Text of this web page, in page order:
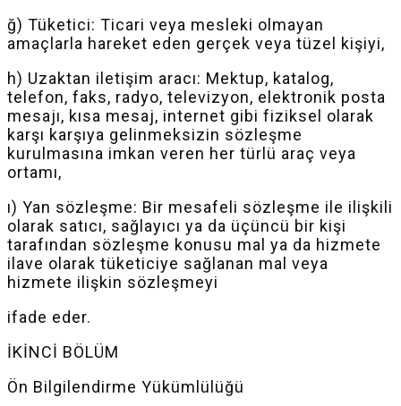
ğ) Tüketici: Ticari veya mesleki olmayan
amaçlarla hareket eden gerçek veya tüzel kişiyi,
h) Uzaktan iletişim aracı: Mektup, katalog,
telefon, faks, radyo, televizyon, elektronik posta
mesajı, kısa mesaj, internet gibi fiziksel olarak
karşı karşıya gelinmeksizin sözleşme
kurulmasına imkan veren her türlü araç veya
ortamı,
ı) Yan sözleşme: Bir mesafeli sözleşme ile ilişkili
olarak satıcı, sağlayıcı ya da üçüncü bir kişi
tarafından sözleşme konusu mal ya da hizmete
ilave olarak tüketiciye sağlanan mal veya
hizmete ilişkin sözleşmeyi
ifade eder.
İKİNCİ BÖLÜM
Ön Bilgilendirme Yükümlülüğü